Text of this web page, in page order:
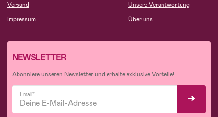
Versand
Impressum
Unsere Verantwortung
Über uns
NEWSLETTER
Abonniere unseren Newsletter und erhalte exklusive Vorteile!
Email*